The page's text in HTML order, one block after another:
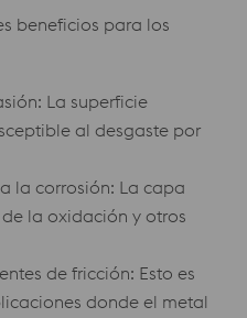
beneficios para los
La superficie
al desgaste por
la corrosión: La capa
la oxidación y otros
de fricción: Esto es
donde el metal